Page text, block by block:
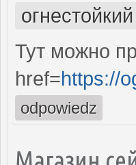
Тут можно
href=https://
odpowiedz